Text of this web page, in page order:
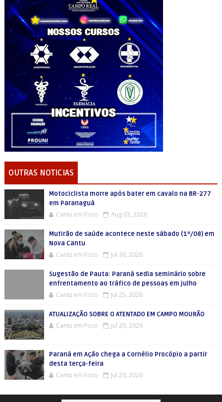
OUTRAS NOTICIAS
Motociclista morre após bater em cavalo na BR-277
em Paranaguá
Cantu em Foco Aug 03, 2026
Mutirão de saúde acontece neste sábado (1º/08) em
Nova Cantu
Cantu em Foco Jul 30, 2026
Sugestão de Pauta: Paraná sedia seminário sobre
enfrentamento ao tráfico de pessoas em julho
Cantu em Foco Jul 25, 2026
ATUALIZAÇÃO SOBRE O ATENTADO EM CAMPO MOURÃO
Cantu em Foco Jul 20, 2026
Paraná em Ação chega a Cornélio Procópio a partir
desta terça-feira
Cantu em Foco Jul 20, 2026